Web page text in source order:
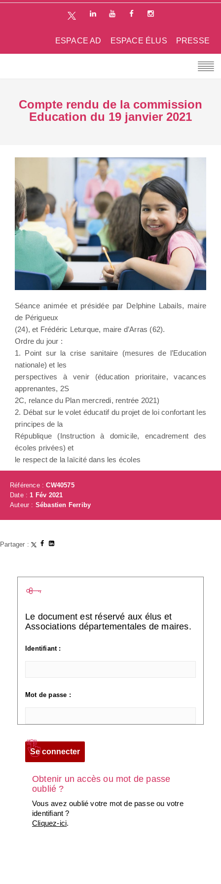
PRESSE
ESPACE ÉLUS
ESPACE AD
Compte rendu de la commission
Education du 19 janvier 2021
Séance animée et présidée par Delphine Labails, maire
de Périgueux
(24), et Frédéric Leturque, maire d’Arras (62).
Ordre du jour :
1. Point sur la crise sanitaire (mesures de l’Education
nationale) et les
perspectives à venir (éducation prioritaire, vacances
apprenantes, 2S
2C, relance du Plan mercredi, rentrée 2021)
2. Débat sur le volet éducatif du projet de loi confortant les
principes de la
République (Instruction à domicile, encadrement des
écoles privées) et
le respect de la laïcité dans les écoles
Référence :CW40575
Date :1 Fév 2021
Auteur : Sébastien Ferriby
Partager :
Le document est réservé aux élus et
Associations départementales de maires.
Identifiant :
Mot de passe :
Obtenir un accès ou mot de passe
oublié ?
Vous avez oublié votre mot de passe ou votre
identifiant ?
Cliquez-ici.